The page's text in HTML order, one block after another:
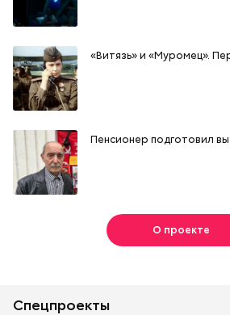
«Витязь» и «Муромец».
Пенсионер подготовил
О проекте
Спецпроекты